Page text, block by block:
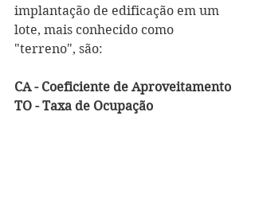
implantação de edificação em um
lote, mais conhecido como
"terreno", são:
CA - Coeficiente de Aproveitamento
TO - Taxa de Ocupação